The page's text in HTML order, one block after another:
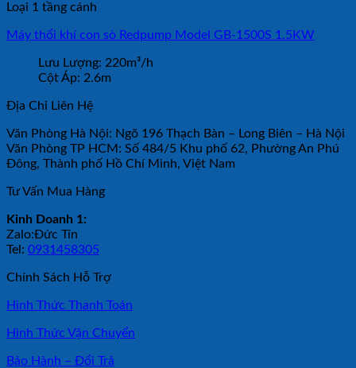
Loại 1 tầng cánh
Máy thổi khí con sò Redpump Model GB-1500S 1.5KW
Lưu Lượng: 220m³/h
Cột Áp: 2.6m
Địa Chỉ Liên Hệ
Văn Phòng Hà Nội: Ngõ 196 Thạch Bàn – Long Biên – Hà Nội
Văn Phòng TP HCM: Số 484/5 Khu phố 62, Phường An Phú
Đông, Thành phố Hồ Chí Minh, Việt Nam
Tư Vấn Mua Hàng
Kinh Doanh 1:
Zalo:Đức Tín
Tel: 0931458305
Chính Sách Hỗ Trợ
Hình Thức Thanh Toán
Hình Thức Vận Chuyển
Bảo Hành – Đổi Trả